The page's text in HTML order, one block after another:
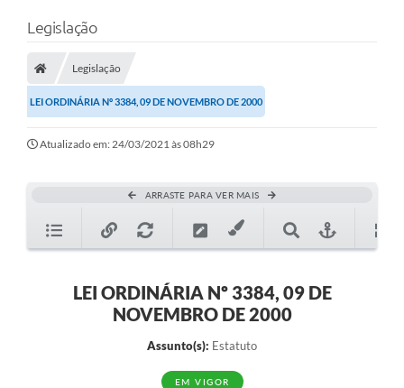
Legislação
Legislação
LEI ORDINÁRIA Nº 3384, 09 DE NOVEMBRO DE 2000
Atualizado em: 24/03/2021 às 08h29
ARRASTE PARA VER MAIS
LEI ORDINÁRIA Nº 3384, 09 DE
NOVEMBRO DE 2000
Assunto(s): Estatuto
EM VIGOR